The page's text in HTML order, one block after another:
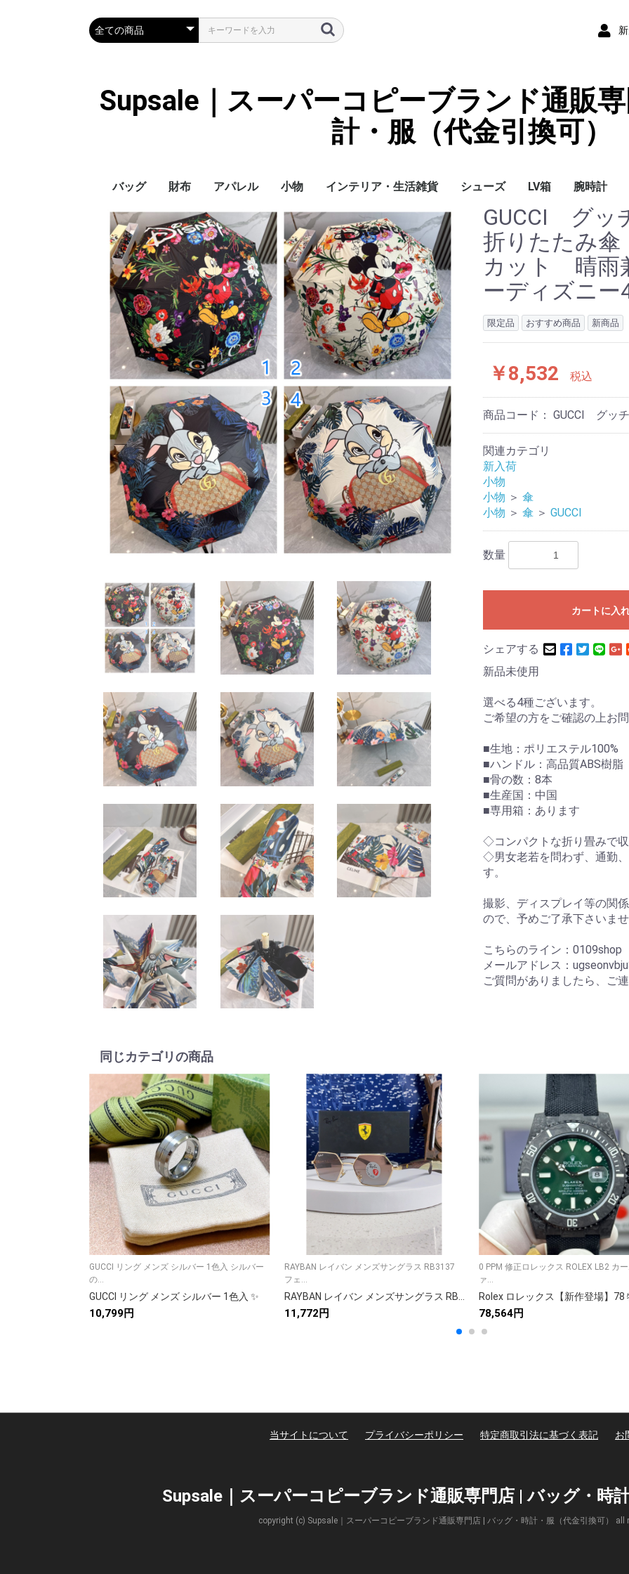
Supsale｜スーパーコピーブランド通販
計・服（代金引換可）
バッグ
Hermes
LOUIS VUITTON
Chanel
Loewe
Celine
Dior
Gucci
Fendi
Prada
Balenciaga
MiuMiu
財布
HERMES
CHANEL
LOUIS VUITTON
Celine
YSL
Miu Miu
Prada
Gucci
Fendi
アパレル
ハイブランド
Supreme
Miu Miu
アウター
LOUIS VUITTON
MONCLER
Adidas
THE NORTH FACE
CHANEL
𝗖𝗔𝗡𝗔𝗗𝗔 𝗚𝗢𝗢𝗦𝗘
DIOR
GUCCI
VERSACE
BALENCIAGA
FENDI
子供服切れ
小物
ぼうし
ネクタイ
ハンカチ
スマホケース
サングラス・アイウェ
ア
アクセサリー
マフラー/スカーフ
傘 LOUIS VUITTON
CHANEL
HERMES
GUCCI
DIOR
FENDI
LINEID：0109shop
バッグチャーム
バッグストラップ
カード（コイン）ケー
ス
キーケース
時計
手袋
ヘアアクセサリー
インテリア・生活雑貨
寝具
ブランケット
カーペット絨毯
クッションカバー/ク
ッション
小物入れ収納ボックス
バスタオル
QRコード
シューズ
レディース/女性用
メンズ/男性用
Gucci
Chanel
LV箱 腕時計
Omega
Rolex
Cartier
Chanel
GUCCI グ
折りたたみ
カット 晴雨
ーディズニー
限定品 おすすめ商品 新商品
￥8,532 税込
商品コード： GUCCI グッチ
関連カテゴリ
新入荷
小物
小物 ＞ 傘
小物 ＞ 傘 ＞ GUCCI
数量
カートに入
シェアする
新品未使用
選べる4種ございます。
ご希望の方をご確認の上お
■生地：ポリエステル100%
■ハンドル：高品質ABS樹脂
■骨の数：8本
■生産国：中国
■専用箱：あります
◇コンパクトな折り畳みで
◇男女老若を問わず、通勤
す。
撮影、ディスプレイ等の関
ので、予めご了承下さいま
こちらのライン：
メールアドレス：
ご質問がありましたら、ご
同じカテゴリの商品
GUCCI リング メンズ シルバー 1色入 シルバー
の...
GUCCI リング メンズ シルバー 1色入 ✨
10,799円
RAYBAN レイバン メンズサングラス RB3137
フェ...
11,772円
0 PPM 修正ロレックス ROLEX LB2 カ
ァ...
78,564円
当サイトについて プライバシーポリシー 特定商取引法に基づく表記 お
Supsale｜スーパーコピーブランド通販専門店 | バッグ・時
copyright (c) Supsale｜スーパーコピーブランド通販専門店 | バッグ・時計・服（代金引換可） all